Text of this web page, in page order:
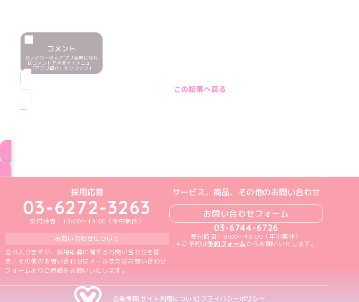
コメント
めいどりーみんアプリ会員になれ
ばコメントできます！メニュー
「アプリ紹介」をクリック！
この記事へ戻る
めいどりーみんTikTok公式アカウント
めいどりーみんX公式アカウント
めいどりーみんInstagram公式アカウント
めいどりーみんFacebook公式アカウント
めいどりーみんYouTube公式アカウント
採用応募
03-6272-3263
受付時間：10:00～19:00（年中無休）
お問い合わせについて
恐れ入りますが、採用応募に関するお問い合わせを除
き、その他のお問い合わせはメールまたはお問い合わせ
フォームよりご連絡をお願いいたします。
サービス、商品、その他のお問い合わせ
お問い合わせフォーム
03-6744-6726
受付時間：9:00～18:00（年中無休）
＊ご予約は予約フォームからお願いいたします。
企業情報 サイト利用について プライバシーポリシー